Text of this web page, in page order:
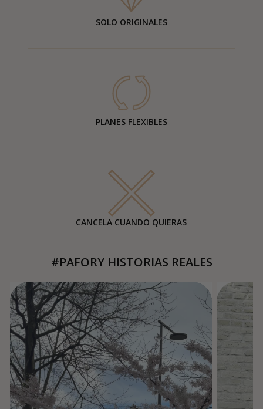
SOLO ORIGINALES
PLANES FLEXIBLES
CANCELA CUANDO QUIERAS
#PAFORY HISTORIAS REALES